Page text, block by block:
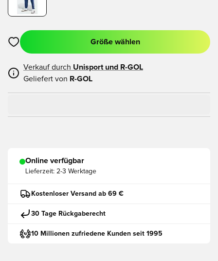
Öffnet ein neues Fenster zum Anmelden oder Registrieren
Größe wählen
Verkauf durch Unisport und R-GOL
Geliefert von R-GOL
Online verfügbar
Lieferzeit: 2-3 Werktage
Kostenloser Versand ab 69 €
30 Tage Rückgaberecht
10 Millionen zufriedene Kunden seit 1995